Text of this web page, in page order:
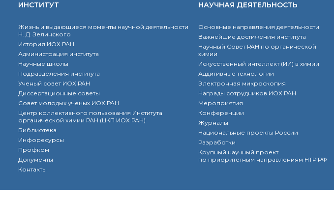
ИНСТИТУТ
Жизнь и выдающиеся моменты научной деятельности
Н. Д. Зелинского
История ИОХ РАН
Администрация института
Научные школы
Подразделения института
Ученый совет ИОХ РАН
Диссертационные советы
Совет молодых ученых ИОХ РАН
Центр коллективного пользования Института
органической химии РАН (ЦКП ИОХ РАН)
Библиотека
Инфоресурсы
Профком
Документы
Контакты
НАУЧНАЯ ДЕЯТЕЛЬНОСТЬ
Основные направления деятельности
Важнейшие достижения института
Научный Совет РАН по органической
химии
Искусственный интеллект (ИИ) в химии
Аддитивные технологии
Электронная микроскопия
Награды сотрудников ИОХ РАН
Мероприятия
Конференции
Журналы
Национальные проекты России
Разработки
Крупный научный проект
по приоритетным направлениям НТР РФ